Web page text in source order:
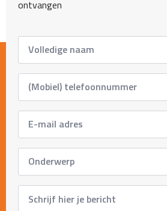
ontvangen
Full
name
Phone
Number
Email
adress
Subject
Message